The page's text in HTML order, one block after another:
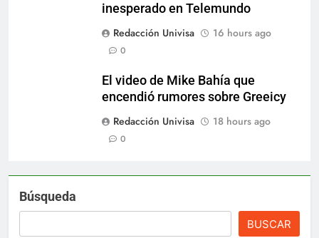
inesperado en Telemundo
Redacción Univisa
16 hours ago
0
El video de Mike Bahía que
encendió rumores sobre Greeicy
Redacción Univisa
18 hours ago
0
Búsqueda
BUSCAR